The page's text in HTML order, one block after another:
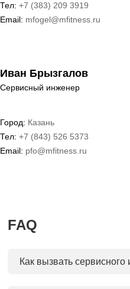
Тел: +7 (383) 209 3919
Email: mfogel@mfitness.ru
Иван Брызгалов
Сервисный инженер
Город: Казань
Тел: +7 (843) 526 5373
Email: pfo@mfitness.ru
FAQ
Как вызвать